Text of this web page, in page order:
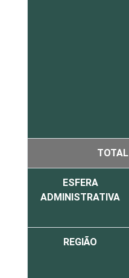
TOTAL
ESFERA
ADMINISTRATIVA
REGIÃO